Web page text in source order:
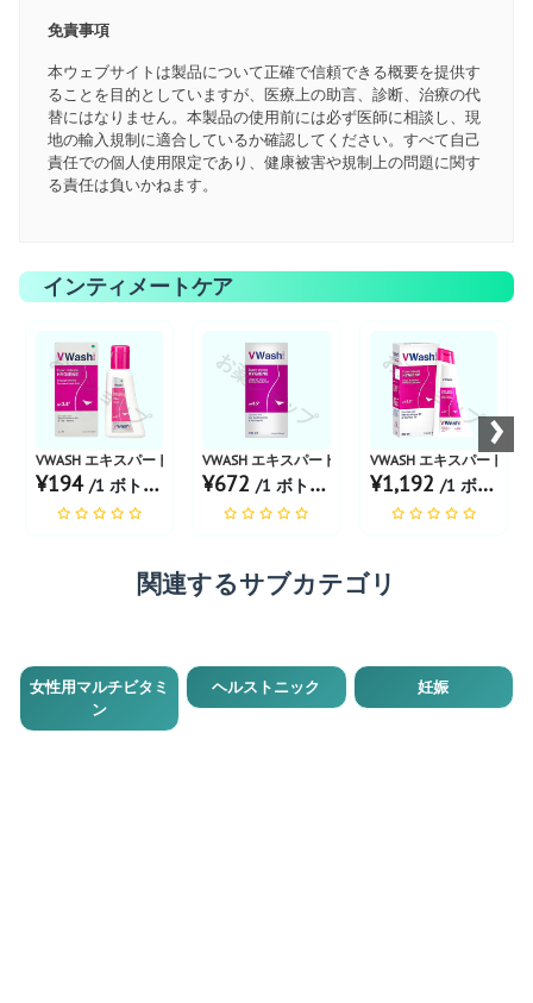
免責事項
本ウェブサイトは製品について正確で信頼できる概要を提供す
ることを目的としていますが、医療上の助言、診断、治療の代
替にはなりません。本製品の使用前には必ず医師に相談し、現
地の輸入規制に適合しているか確認してください。すべて自己
責任での個人使用限定であり、健康被害や規制上の問題に関す
る責任は負いかねます。
インティメートケア
お薬ショップ
VWASH エキスパート インティメイト ハイジーン ウォッ...
¥194 /1 ボトル あたり
お薬ショップ
VWASH エキスパート インティメイト ハイジーン
¥672/1 ボトル あたり
お薬ショップ
VWASH エキスパート
¥1,192 /1 ボトル あたり
›
関連するサブカテゴリ
女性用マルチビタミ
ン
ヘルストニック 妊娠